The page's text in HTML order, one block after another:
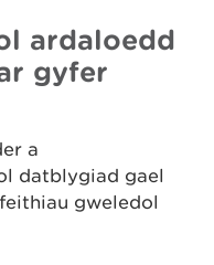
ardaloedd
gyfer
a
datblygiad gael
gweledol